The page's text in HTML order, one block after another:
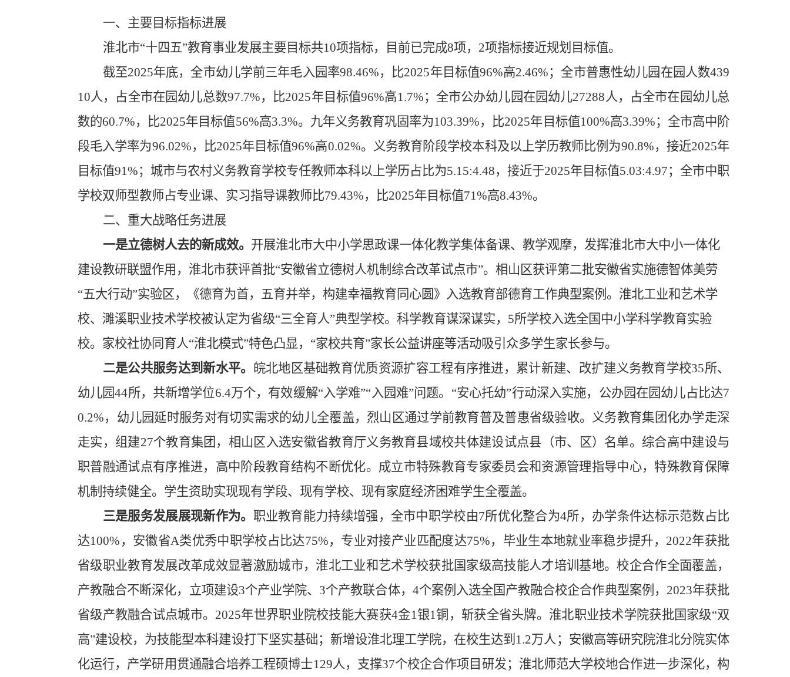
一、主要目标指标进展
淮北市“十四五”教育事业发展主要目标共10项指标，目前已完成8项， 2项指标接近规划目标值。
截至2025年底，全市幼儿学前三年毛入园率98.46%，比2025年目标值96%高2.46%；全市普惠性幼儿园在园人数439
10人，占全市在园幼儿总数97.7%，比2025年目标值96%高1.7%；全市公办幼儿园在园幼儿27288 人，占全市在园幼儿总
数的60.7%，比2025年目标值56%高3.3%。九年义务教育巩固率为103.39%，比2025年目标值100%高3.39%；全市高中阶
段毛入学率为96.02%，比2025年目标值96%高0.02%。义务教育阶段学校本科及以上学历教师比例为90.8%，接近2025年
目标值91%；城市与农村义务教育学校专任教师本科以上学历占比为5.15:4.48，接近于2025年目标值5.03:4.97；全市中职
学校双师型教师占专业课、实习指导课教师比79.43%，比2025年目标值71%高8.43%。
二、 重大战略任务进展
一是立德树人去的新成效。 开展淮北市大中小学思政课一体化教学集体备课、教学观摩，发挥淮北市大中小一体化
建设教研联盟作用，淮北市获评首批“安徽省立德树人机制综合改革试点市”。相山 区获评第二批安徽省实施德智体美劳
“五大行动”实验区，《德育为首，五育并举，构建幸福教育同心圆》入选教育部德育工作典型案例。淮北工业和艺术学
校、濉溪职业技术学校被认定为省级“三全育人”典型学校。 科学教育谋深谋实， 5所学校入选全国中小学科学教育实验
校。 家校社协同育人“淮北模式”特色凸显，“家校共育”家长公益讲座等活动吸引众多学生家长参与。
二是公共服务达到新水平。 皖北地区基础教育优质资源扩容工程有序推进，累计新建、改扩建义务教育学校35所、
幼儿园44所，共新增学位6.4万个，有效缓解“入学难”“入园难”问题。“安心托幼”行动深入实施，公办园在园幼儿占比达7
0.2%，幼儿园延时服务对有切实需求的幼儿全覆盖，烈山区通过学前教育普及普惠省级验收。义务教育集团化办学走深
走实，组建27个教育集团，相山区入选安徽省教育厅义务教育县域校共体建设试点县（市、区）名单。综合高中建设与
职普融通试点有序推进，高中阶段教育结构不断优化。成立市特殊教育专家委员会和资源管理指导中心，特殊教育保障
机制持续健全。学生资助实现现有学段、现有学校、现有家庭经济困难学生全覆盖。
三是服务发展展现新作为。 职业教育能力持续增强，全市中职学校由7所优化整合为4所，办学条件达标示范数占比
达100% ，安徽省A类优秀中职学校占比达75%，专业对接产业匹配度达75%，毕业生本地就业率稳步提升， 2022年获批
省级职业教育发展改革成效显著激励城市，淮北工业和艺术学校获批国家级高技能人才培训基地。校企合作全面覆盖，
产教融合不断深化，立项建设3个产业学院、 3个产教联合体， 4个案例入选全国产教融合校企合作典型案例， 2023年获批
省级产教融合试点城市。 2025年世界职业院校技能大赛获4金1 银1 铜，斩获全省头牌。淮北职业技术学院获批国 家级“双
高”建设校，为技能型本科建设打下坚实基础；新增设淮北理工学院，在校生达到 1.2万人；安徽高等研究院淮北分院实体
化运行，产学研用贯通融合培养工程硕博士129人，支撑37个校企合作项目研发；淮北师范大学校地合作进一步深化，构